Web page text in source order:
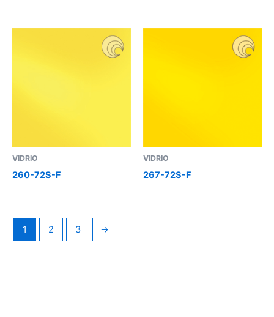
VIDRIO
260-72S-F
VIDRIO
267-72S-F
1 2 3 →